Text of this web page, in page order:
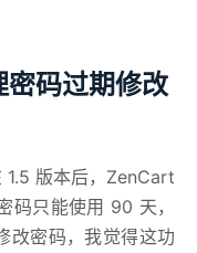
码过期修改
1.5 版本后，ZenCart
码只能使用 90 天，
改密码，我觉得这功